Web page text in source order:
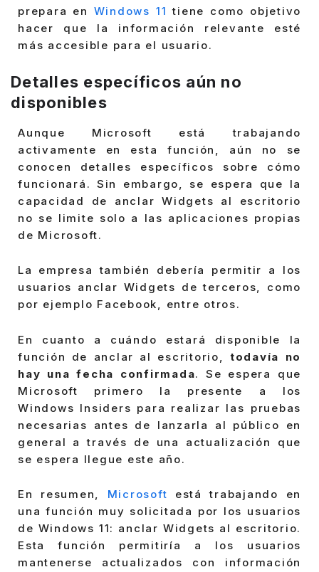
prepara en Windows 11 tiene como objetivo
hacer que la información relevante esté
más accesible para el usuario.
Detalles específicos aún no
disponibles
Aunque Microsoft está trabajando
activamente en esta función, aún no se
conocen detalles específicos sobre cómo
funcionará. Sin embargo, se espera que la
capacidad de anclar Widgets al escritorio
no se limite solo a las aplicaciones propias
de Microsoft.
La empresa también debería permitir a los
usuarios anclar Widgets de terceros, como
por ejemplo Facebook, entre otros.
En cuanto a cuándo estará disponible la
función de anclar al escritorio,
todavía no
hay una fecha confirmada. Se espera que
Microsoft primero la presente a los
Windows Insiders para realizar las pruebas
necesarias antes de lanzarla al público en
general a través de una actualización que
se espera llegue este año.
En resumen, Microsoft está trabajando en
una función muy solicitada por los usuarios
de Windows 11: anclar Widgets al escritorio.
Esta función permitiría a los usuarios
mantenerse actualizados con información